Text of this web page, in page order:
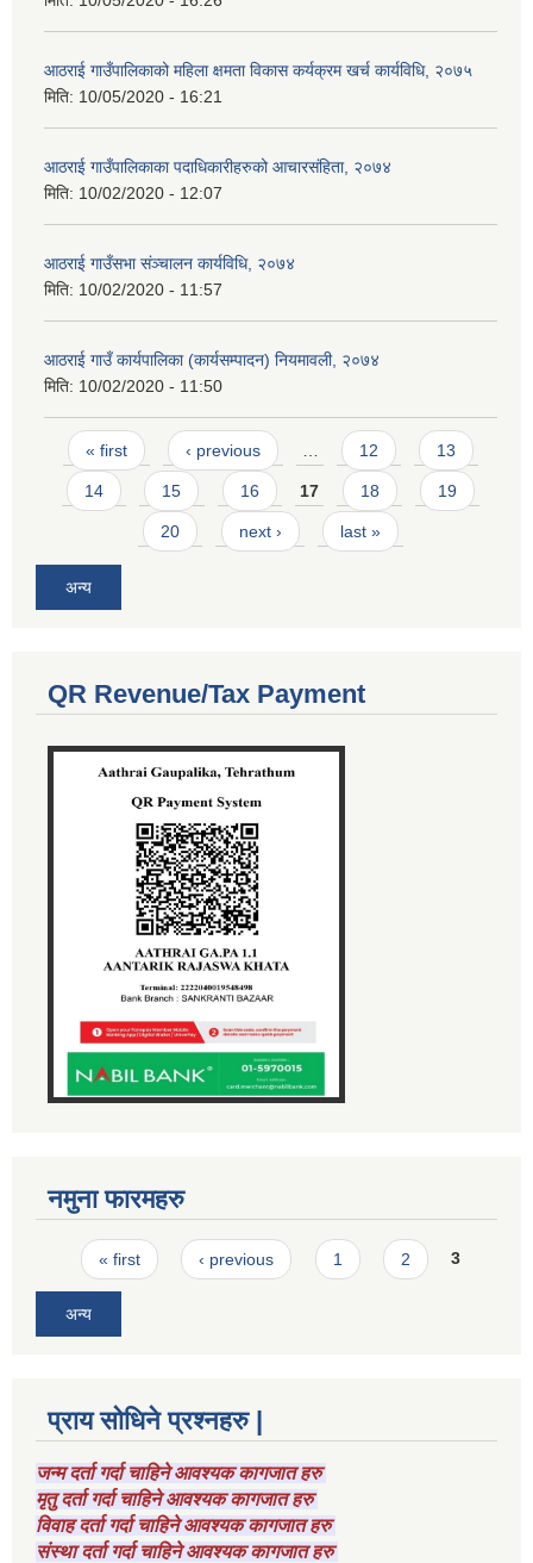
आठराई गाउँपालिकाको महिला क्षमता विकास कर्यक्रम खर्च कार्यविधि, २०७५
मिति: 10/05/2020 - 16:21
आठराई गाउँपालिकाका पदाधिकारीहरुको आचारसंहिता, २०७४
मिति: 10/02/2020 - 12:07
आठराई गाउँसभा संञ्चालन कार्यविधि, २०७४
मिति: 10/02/2020 - 11:57
आठराई गाउँ कार्यपालिका (कार्यसम्पादन) नियमावली, २०७४
मिति: 10/02/2020 - 11:50
Pages
« first ‹ previous 12 13
14 15 16 17 18 19
20 next › last »
अन्य
QR Revenue/Tax Payment
नमुना फारमहरु
Pages
« first ‹ previous 1 2 3
अन्य
प्राय सोधिने प्रश्नहरु |
जन्म दर्ता गर्दा चाहिने आवश्यक कागजात हरु
मृतु दर्ता गर्दा चाहिने आवश्यक कागजात हरु
विवाह दर्ता गर्दा चाहिने आवश्यक कागजात हरु
संस्था दर्ता गर्दा चाहिने आवश्यक कागजात हरु